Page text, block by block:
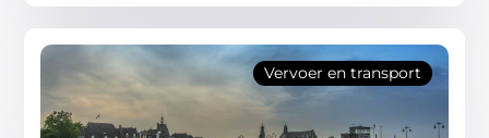
Vervoer en transport